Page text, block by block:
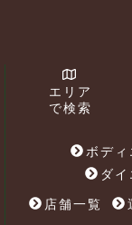
エリア
で検索
ボディ
ダ
店舗一覧